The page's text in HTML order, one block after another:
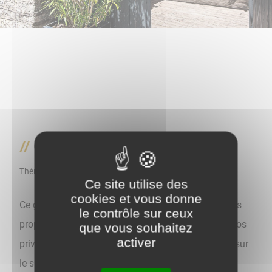
Gite du Palais
Thématique
Ce gîte entièrement rénové, mitoyen à la maison des
propriétaires, est indépendant avec cour et jardin clos
privatif de 100 m². Cuisine avec cheminée ouverte sur
le salon. 1 chambre (1 lit 140).
Ce site utilise des
cookies et vous donne
le contrôle sur ceux
que vous souhaitez
activer